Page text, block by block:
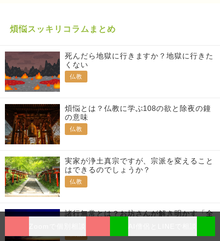
煩悩スッキリコラムまとめ
死んだら地獄に行きますか？地獄に行きた
くない
仏教
煩悩とは？仏教に学ぶ108の欲と除夜の鐘
の意味
仏教
実家が浄土真宗ですが、宗派を変えること
はできるのでしょうか？
仏教
諸行無常とは？お坊さんが解き明かす「全